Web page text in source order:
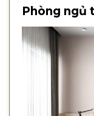
Phòng ngủ